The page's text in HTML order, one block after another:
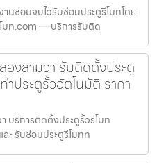
านซ่อมจบไวรับซ่อมประตูรีโมทโดย
โมท.com — บริการรับติด
งสามวา รับติดตั้งประตู
ประตูรั้วอัตโนมัติ ราคา
บริการติดตั้งประตูรั้วรีโมท
ะ รับซ่อมประตูรีโมทท